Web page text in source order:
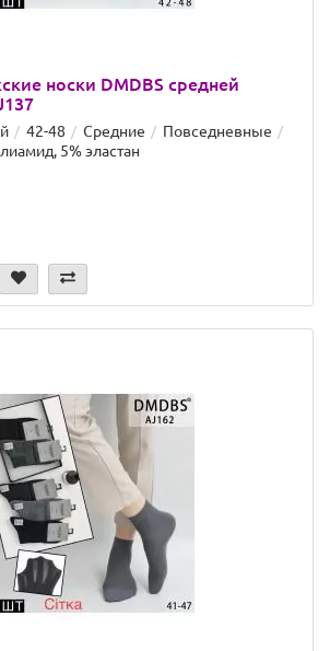
носки DMDBS средней
42-48 Средние
Повседневные
5% эластан